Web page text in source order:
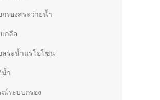
รองสระว่ายน้ำ
กลือ
สระน้ำแร่โอโซน
น้ำ
ณ์ระบบกรอง